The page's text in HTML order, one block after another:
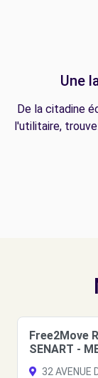
Une
De la citadine
l'utilitaire,
Free2Move
SENART -
32 AVENUE